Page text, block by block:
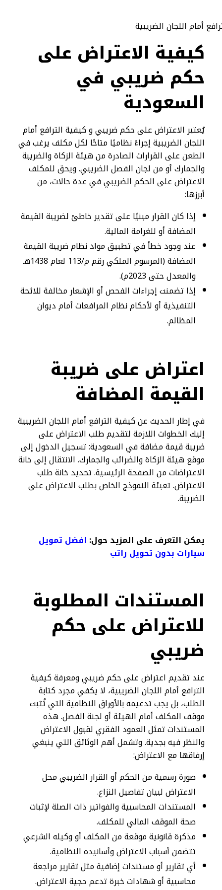
كيفية الاعتراض على
حكم ضريبي في
السعودية
يُعتبر الاعتراض على حكم ضريبي و كيفية الترافع أمام
اللجان الضريبية إجراءً نظاميًا متاحًا لكل مكلف يرغب في
الطعن على القرارات الصادرة من هيئة الزكاة والضريبة
والجمارك أو من لجان الفصل الضريبي. ويحق للمكلف
الاعتراض على الحكم الضريبي في عدة حالات، من
أبرزها:
إذا كان القرار مبنيًا على تقدير خاطئ لضريبة القيمة
المضافة أو للغرامة المالية.
عند وجود خطأ في تطبيق مواد نظام ضريبة القيمة
المضافة (المرسوم الملكي رقم م/113 لعام 1438هـ
والمعدل حتى 2023م).
إذا تضمنت إجراءات الفحص أو الإشعار مخالفة للائحة
التنفيذية أو لأحكام نظام المرافعات أمام ديوان
المظالم.
اعتراض على ضريبة
القيمة المضافة
في إطار الحديث عن كيفية الترافع أمام اللجان الضريبية
إليك الخطوات اللازمة لتقديم طلب الاعتراض على
ضريبة قيمة مضافة في السعودية: تسجيل الدخول إلى
موقع هيئة الزكاة والضرائب والجمارك. الانتقال إلى خانة
الاعتراضات من الصفحة الرئيسية. تحديد خانة طلب
الاعتراض. تعبئة النموذج الخاص بطلب الاعتراض على
الضريبة.
يمكن التعرف على المزيد حول: افضل تمويل
سيارات بدون تحويل راتب​
المستندات المطلوبة
للاعتراض على حكم
ضريبي
عند تقديم اعتراض على حكم ضريبي ومعرفة كيفية
الترافع أمام اللجان الضريبية، لا يكفي مجرد كتابة
الطلب، بل يجب تدعيمه بالأوراق النظامية التي تُثبت
موقف المكلف أمام الهيئة أو لجنة الفصل. هذه
المستندات تمثل العمود الفقري لقبول الاعتراض
والنظر فيه بجدية. وتشمل أهم الوثائق التي ينبغي
إرفاقها مع الاعتراض:
صورة رسمية من الحكم أو القرار الضريبي محل
الاعتراض لبيان تفاصيل النزاع.
المستندات المحاسبية والفواتير ذات الصلة لإثبات
صحة الموقف المالي للمكلف.
مذكرة قانونية موقعة من المكلف أو وكيله الشرعي
تتضمن أسباب الاعتراض وأسانيده النظامية.
أي تقارير أو مستندات إضافية مثل تقارير مراجعة
محاسبية أو شهادات خبرة تدعم حجية الاعتراض.